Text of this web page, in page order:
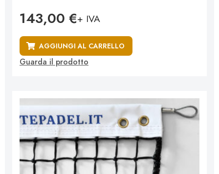
143,00 €+ IVA
AGGIUNGI AL CARRELLO
Guarda il prodotto